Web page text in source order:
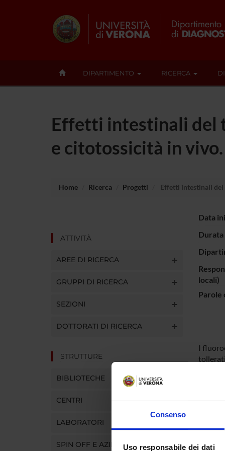
Consenso
Uso responsabile dei dati
DIPARTIMENTO RICERCA
Effetti intestinali del
e citotossicità in vivo.
Home Ricerca Progetti Effetti intestinali
ATTIVITÀ
AREE DI RICERCA
GRUPPI DI RICERCA
SEZIONI
DOTTORATI DI RICERCA
STRUTTURE
BIBLIOTECHE
CENTRI
LABORATORI
SPIN OFF E AZIENDE
Data
Durata
locali)
Parole
I
effetti
con